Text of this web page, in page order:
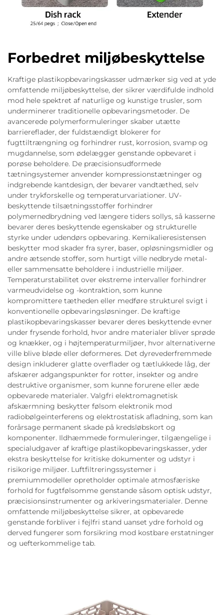
Forbedret miljøbeskyttelse
Kraftige plastikopbevaringskasser udmærker sig ved at yde
omfattende miljøbeskyttelse, der sikrer værdifulde indhold
mod hele spektret af naturlige og kunstige trusler, som
underminerer traditionelle opbevaringsmetoder. De
avancerede polymerformuleringer skaber utætte
barriereflader, der fuldstændigt blokerer for
fugttiltrængning og forhindrer rust, korrosion, svamp og
mugdannelse, som ødelægger genstande opbevaret i
porøse beholdere. De præcisionsudformede
tætningsystemer anvender kompressionstætninger og
indgrebende kantdesign, der bevarer vandtæthed, selv
under trykforskelle og temperaturvariationer. UV-
beskyttende tilsætningsstoffer forhindrer
polymernedbrydning ved længere tiders sollys, så kasserne
bevarer deres beskyttende egenskaber og strukturelle
styrke under udendørs opbevaring. Kemikalieresistensen
beskytter mod skader fra syrer, baser, opløsningsmidler og
andre ætsende stoffer, som hurtigt ville nedbryde metal-
eller sammensatte beholdere i industrielle miljøer.
Temperaturstabilitet over ekstreme intervaller forhindrer
varmeudvidelse og -kontraktion, som kunne
kompromittere tætheden eller medføre strukturel svigt i
konventionelle opbevaringsløsninger. De kraftige
plastikopbevaringskasser bevarer deres beskyttende evner
under frysende forhold, hvor andre materialer bliver sprøde
og knækker, og i højtemperaturmiljøer, hvor alternativerne
ville blive bløde eller deformeres. Det dyrevederfremmede
design inkluderer glatte overflader og tætlukkede låg, der
afskærer adgangspunkter for rotter, insekter og andre
destruktive organismer, som kunne forurene eller æde
opbevarede materialer. Valgfri elektromagnetisk
afskærmning beskytter følsom elektronik mod
radiobølgeinterferens og elektrostatisk afladning, som kan
forårsage permanent skade på kredsløbskort og
komponenter. Ildhæmmede formuleringer, tilgængelige i
specialudgaver af kraftige plastikopbevaringskasser, yder
ekstra beskyttelse for kritiske dokumenter og udstyr i
risikorige miljøer. Luftfiltreringssystemer i
premiummodeller opretholder optimale atmosfæriske
forhold for fugtfølsomme genstande såsom optisk udstyr,
præcisionsinstrumenter og arkiveringsmaterialer. Denne
omfattende miljøbeskyttelse sikrer, at opbevarede
genstande forbliver i fejlfri stand uanset ydre forhold og
derved fungerer som forsikring mod kostbare erstatninger
og uefterkommelige tab.